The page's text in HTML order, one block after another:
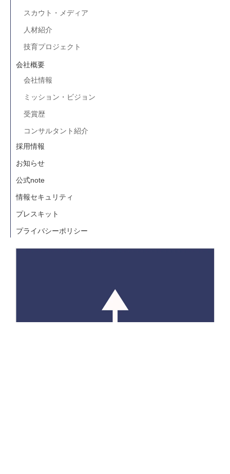
スカウト・メディア
人材紹介
技育プロジェクト
会社概要
会社情報
ミッション・ビジョン
受賞歴
コンサルタント紹介
採用情報
お知らせ
公式note
情報セキュリティ
プレスキット
プライバシーポリシー